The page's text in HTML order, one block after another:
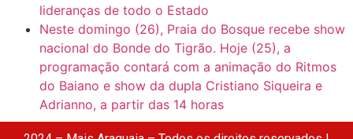
lideranças de todo o Estado
Neste domingo (26), Praia do Bosque recebe show
nacional do Bonde do Tigrão. Hoje (25), a
programação contará com a animação do Ritmos
do Baiano e show da dupla Cristiano Siqueira e
Adrianno, a partir das 14 horas